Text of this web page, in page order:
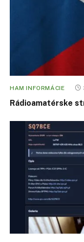
HAM INFORMÁCIE
Rádioamatérske